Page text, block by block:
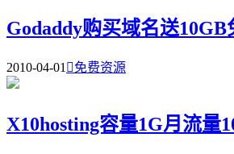
Godaddy购买域名送10GB
2010-04-01 免费资源
X10hosting容量1G月流量